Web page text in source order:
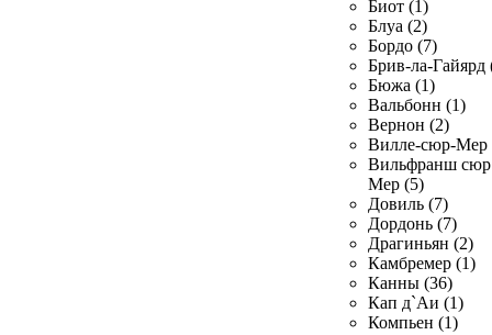
Биот (1)
Блуа (2)
Бордо (7)
Брив-ла-Гайярд
Бюжа (1)
Вальбонн (1)
Вернон (2)
Вилле-сюр-Мер
Вильфранш сюр
Мер (5)
Довиль (7)
Дордонь (7)
Драгиньян (2)
Камбремер (1)
Канны (36)
Кап д`Аи (1)
Компьен (1)